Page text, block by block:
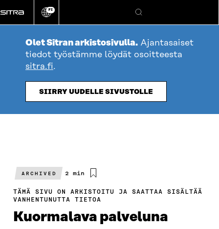
suoraan
sisältöön
Vaihda
kieli
FI
Hae
Olet Sitran arkistosivulla. Ajantasaiset
tiedot työstämme löydät osoitteesta
sitra.fi.
SIIRRY UUDELLE SIVUSTOLLE
ARCHIVED
Arvioitu
2 min
TÄMÄ SIVU ON ARKISTOITU JA SAATTAA SISÄLTÄÄ
VANHENTUNUTTA TIETOA
Kuormalava palveluna